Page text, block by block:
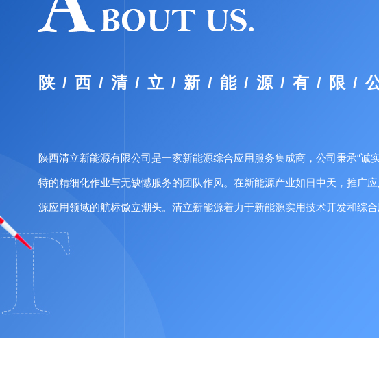
陕 / 西 / 清 / 立 / 新 / 能 / 源 / 有 / 限 /
陕西清立新能源有限公司是一家新能源综合应用服务集成商，公司秉承“诚
特的精细化作业与无缺憾服务的团队作风。在新能源产业如日中天，推广
源应用领域的航标傲立潮头。清立新能源着力于新能源实用技术开发和综
阳能供热采暖系统、太阳能光伏发电系统等;并且很好地将空气能、风能、